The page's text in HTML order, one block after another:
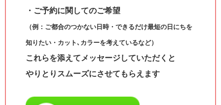
・ご予約に関してのご希望
（例：ご都合のつかない日時・できるだけ最短の日にちを
知りたい・カット､カラーを考えているなど）
これらを添えてメッセージしていただくと
やりとりスムーズにさせてもらえます